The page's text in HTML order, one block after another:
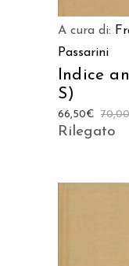
A cura di:
Passarini
Indice
S)
70,00
66,50€
Rilegato